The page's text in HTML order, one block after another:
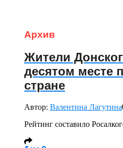
Архив
Жители
десятом месте
стране
Автор: Валентина Лагутина
Рейтинг составило